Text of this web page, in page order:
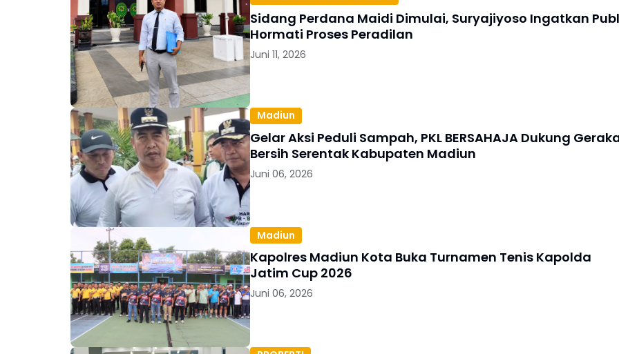
Sidang Perdana Maidi Dimulai, Suryajiyoso Ingatkan
Hormati Proses Peradilan
Juni 11, 2026
Madiun
Gelar Aksi Peduli Sampah, PKL BERSAHAJA Dukung
Bersih Serentak Kabupaten Madiun
Juni 06, 2026
Madiun
Kapolres Madiun Kota Buka Turnamen Tenis Kapolda
Jatim Cup 2026
Juni 06, 2026